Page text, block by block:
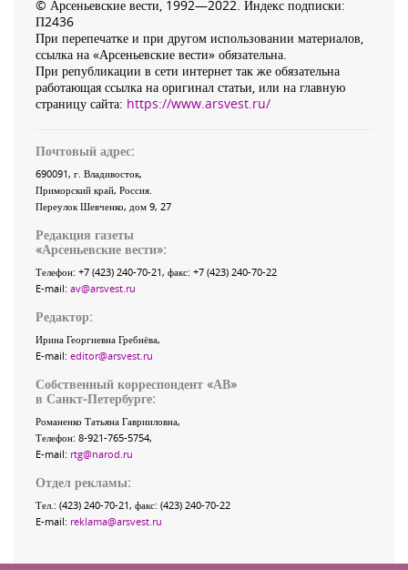
© Арсеньевские вести, 1992—2022. Индекс подписки:
П2436
При перепечатке и при другом использовании материалов,
ссылка на «Арсеньевские вести» обязательна.
При републикации в сети интернет так же обязательна
работающая ссылка на оригинал статьи, или на главную
страницу сайта: https://www.arsvest.ru/
Почтовый адрес:
690091, г. Владивосток,
Приморский край, Россия
Переулок Шевченко, дом 9, 27
Редакция газеты
«Арсеньевские вести»:
Телефон: +7 (423) 240-70-21, факс: +7 (423) 240-70-22
E-mail: av@arsvest.ru
Редактор:
Ирина Георгиевна Гребнёва,
E-mail: editor@arsvest.ru
Собственный корреспондент «АВ»
в Санкт-Петербурге:
Романенко Татьяна Гаврииловна,
Телефон: 8-921-765-5754,
E-mail: rtg@narod.ru
Отдел рекламы:
Тел.: (423) 240-70-21, факс: (423) 240-70-22
E-mail: reklama@arsvest.ru